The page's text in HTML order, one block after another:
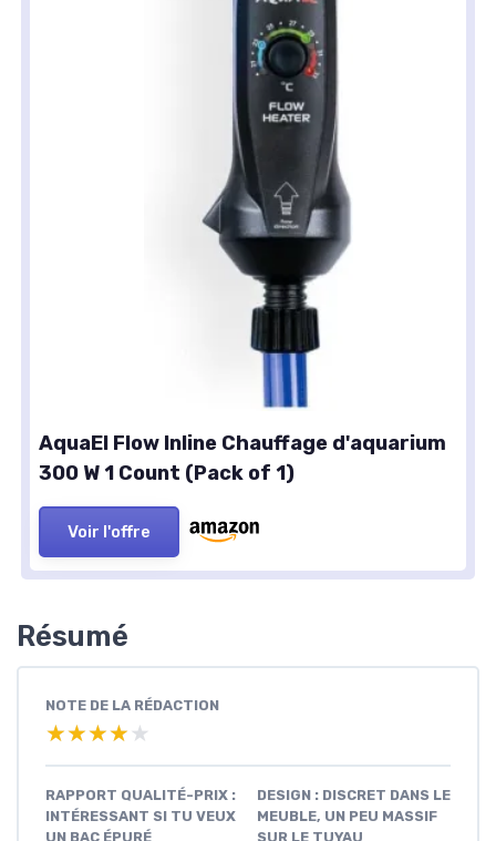
AquaEl Flow Inline Chauffage d'aquarium
300 W 1 Count (Pack of 1)
Voir l'offre
Résumé
NOTE DE LA RÉDACTION
★★★★★
★★★★★
RAPPORT QUALITÉ-PRIX :
INTÉRESSANT SI TU VEUX
UN BAC ÉPURÉ
DESIGN : DISCRET DANS LE
MEUBLE, UN PEU MASSIF
SUR LE TUYAU